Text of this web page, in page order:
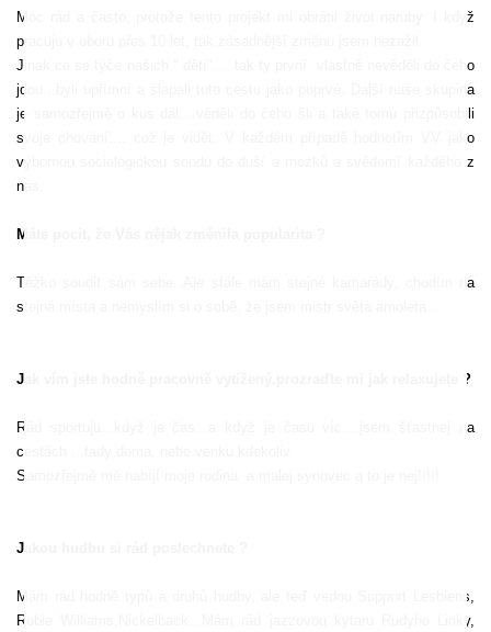
Moc rád a často, protože tento projekt mi obrátil život naruby. I když
pracuju v oboru přes 10 let, tak zásadnější změnu jsem nezažil.
Jinak co se týče našich " dětí".... tak ty první
vlastně nevěděli do čeho
jdou...byli upřímní a šlapali tuto cestu jako poprvé. Další naše skupina
je samozřejmě o kus dál....věděli do čeho šli a také tomu přizpůsobili
svoje chování.... což je vidět. V každém případě hodnotím VV jako
výbornou sociologickou sondu do duší a mozků a svědomí každého z
nás.
Máte pocit, že Vás nějak změnila popularita ?
Těžko soudit sám sebe. Ale stále mám stejné kamarády, chodím na
stejná místa a nemyslím si o sobě, že jsem mistr světa amoleta....
Jak vím jste hodně pracovně vytížený,prozraďte mi jak relaxujete ?
Rád sportuju...když je čas...a když je času víc....jsem šťastnej na
cestách ...tady doma, nebo venku kdekoliv.
Samozřejmě mě nabíjí moje rodina
Jakou hudbu si rád poslechnete ?
Mám rád hodně typů a druhů hudby, ale teď vedou Support Lesbiens,
Robie Williams,Nickelback...Mám rád jazzovou kytaru Rudyho Linky,